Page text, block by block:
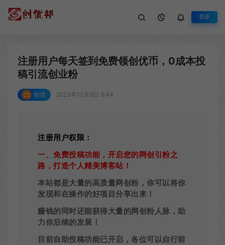
登录
注册用户每天签到免费领创优币，0成本投
稿引流创业粉
创优 2023年12月9日 9:44
注册用户权限：
一、免费投稿功能，开启您的网创引粉之
路，打造个人精美博客站！
本站都是大量的高质量网创粉，你可以将你
发现和在操作的好项目分享出来！
赚钱的同时还能获得大量的网创粉人脉，助
力你后续的发展！
目前自助投稿功能已开启，各位可以自行前